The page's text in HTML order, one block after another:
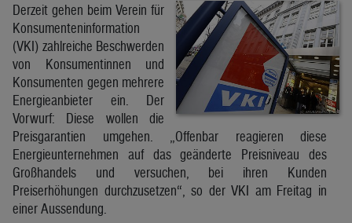
Derzeit gehen beim Verein für
Konsumenteninformation
(VKI) zahlreiche Beschwerden
von Konsumentinnen und
Konsumenten gegen mehrere
Energieanbieter ein. Der
Vorwurf: Diese wollen die
Preisgarantien umgehen. „Offenbar reagieren diese
Energieunternehmen auf das geänderte Preisniveau des
Großhandels und versuchen, bei ihren Kunden
Preiserhöhungen durchzusetzen“, so der VKI am Freitag in
einer Aussendung.